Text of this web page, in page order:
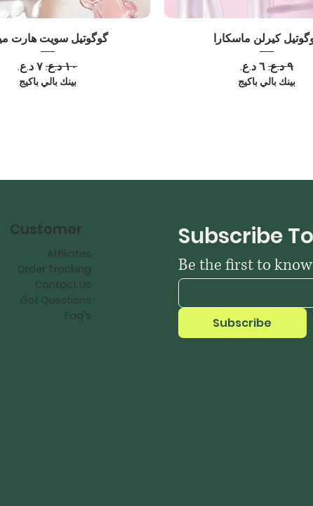
كيرلن ماسكارا
سعر عادي‏٩ د.ع.‏ سعر البيع
بينك بالي باكيج
گوگوتيل سويت هارت
سعر عادي‏١٠ د.ع.‏ سعر البيع
بينك بالي باكيج
Subscribe
Be the first to
Subscribe
Customer
Affiliates
Order Tracking
Contact Us
Got Questions
Faq's